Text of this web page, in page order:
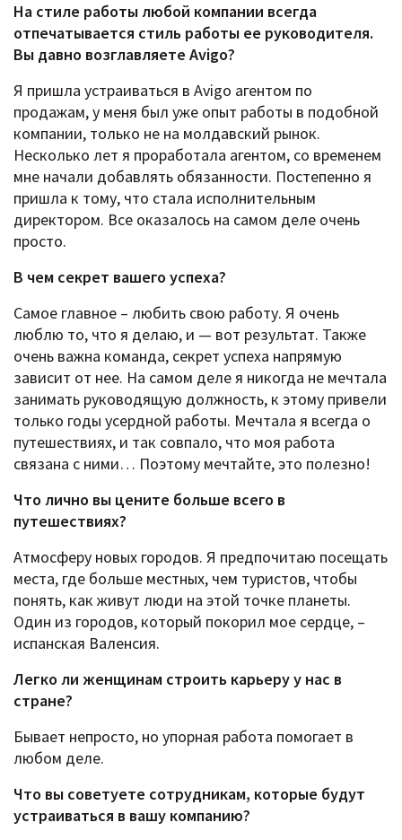
На стиле работы любой компании всегда
отпечатывается стиль работы ее руководителя.
Вы давно возглавляете Avigo?
Я пришла устраиваться в Avigo агентом по
продажам, у меня был уже опыт работы в подобной
компании, только не на молдавский рынок.
Несколько лет я проработала агентом, со временем
мне начали добавлять обязанности. Постепенно я
пришла к тому, что стала исполнительным
директором. Все оказалось на самом деле очень
просто.
В чем секрет вашего успеха?
Самое главное – любить свою работу. Я очень
люблю то, что я делаю, и — вот результат. Также
очень важна команда, секрет успеха напрямую
зависит от нее. На самом деле я никогда не мечтала
занимать руководящую должность, к этому привели
только годы усердной работы. Мечтала я всегда о
путешествиях, и так совпало, что моя работа
связана с ними… Поэтому мечтайте, это полезно!
Что лично вы цените больше всего в
путешествиях?
Атмосферу новых городов. Я предпочитаю посещать
места, где больше местных, чем туристов, чтобы
понять, как живут люди на этой точке планеты.
Один из городов, который покорил мое сердце, –
испанская Валенсия.
Легко ли женщинам строить карьеру у нас в
стране?
Бывает непросто, но упорная работа помогает в
любом деле.
Что вы советуете сотрудникам, которые будут
устраиваться в вашу компанию?